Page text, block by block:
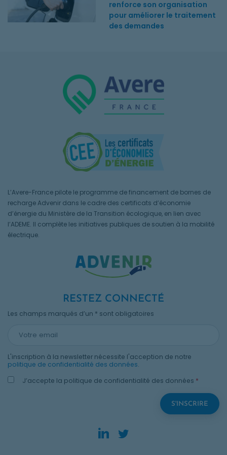
renforce son organisation
pour améliorer le traitement
des demandes
L’Avere-France pilote le programme de financement de bornes de
recharge Advenir dans le cadre des certificats d’économie
d’énergie du Ministère de la Transition écologique, en lien avec
l’ADEME. Il complète les initiatives publiques de soutien à la mobilité
électrique.
RESTEZ CONNECTÉ
Les champs marqués d’un * sont obligatoires
L'inscription à la newsletter nécessite l'acception de notre
politique de confidentialité des données.
J’accepte la politique de confidentialité des données *